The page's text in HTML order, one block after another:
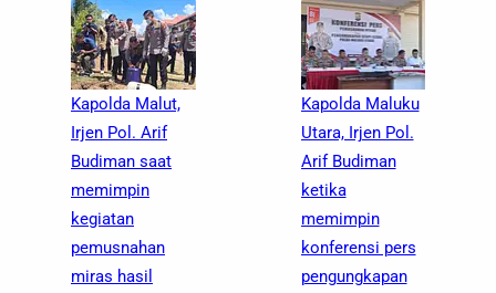
Kapolda Malut,
Irjen Pol. Arif
Budiman saat
memimpin
kegiatan
pemusnahan
miras hasil
Kapolda Maluku
Utara, Irjen Pol.
Arif Budiman
ketika
memimpin
konferensi pers
pengungkapan